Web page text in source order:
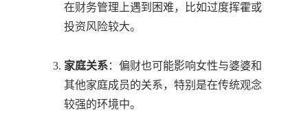
在财务管理上遇到困难，比如过度挥霍或
投资风险较大。
家庭关系：偏财也可能影响女性与婆婆和
其他家庭成员的关系，特别是在传统观念
较强的环境中。